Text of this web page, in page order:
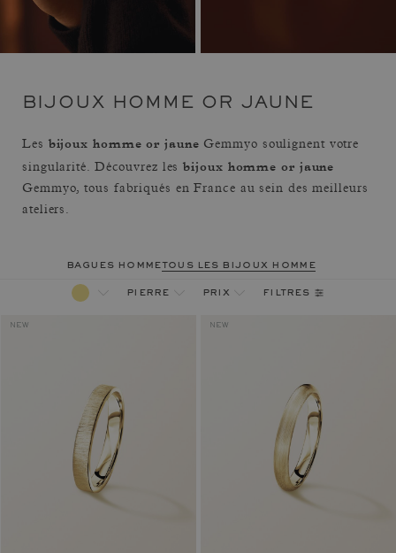
BIJOUX HOMME OR JAUNE
Les bijoux homme or jaune Gemmyo soulignent votre
singularité. Découvrez les bijoux homme or jaune
Gemmyo, tous fabriqués en France au sein des meilleurs
ateliers.
bagues hommetous les bijoux homme
pierre prix filtres
NEW NEW